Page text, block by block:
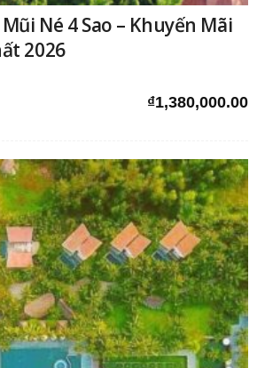
Né 4 Sao – Khuyến Mãi
2026
₫1,380,000.00